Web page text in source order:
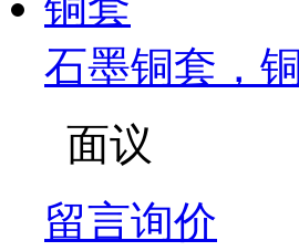
石墨铜套，铜
面议
留言询价